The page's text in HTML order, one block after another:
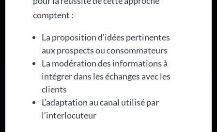
comptent :
La proposition d’idées pertinentes
aux prospects ou consommateurs
La modération des informations à
intégrer dans les échanges avec les
clients
L’adaptation au canal utilisé par
l’interlocuteur